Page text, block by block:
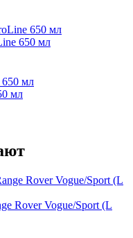
650 мл
мл
Rover Vogue/Sport (L